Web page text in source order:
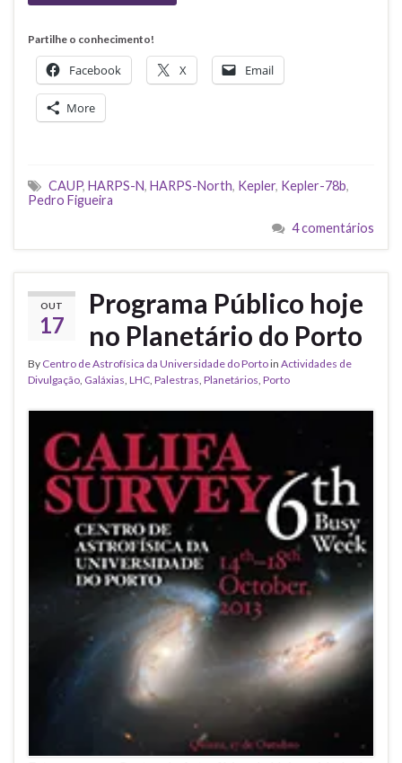
Partilhe o conhecimento!
Facebook X Email
More
CAUP, HARPS-N, HARPS-North, Kepler, Kepler-78b,
Pedro Figueira
4 comentários
OUT
17
Programa Público hoje
no Planetário do Porto
By Centro de Astrofísica da Universidade do Portoin Actividades de
Divulgação, Galáxias, LHC, Palestras, Planetários, Porto